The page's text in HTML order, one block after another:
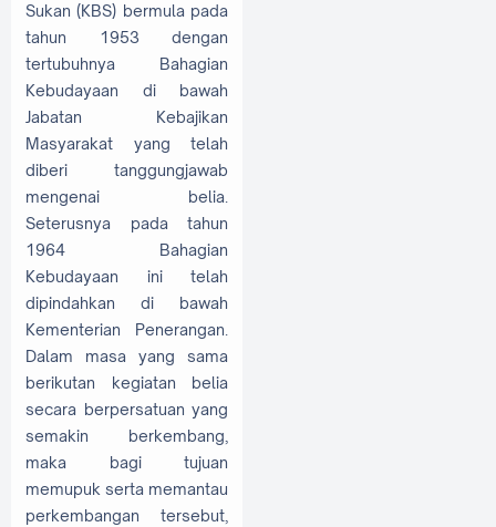
Sukan (KBS) bermula pada
tahun 1953 dengan
tertubuhnya Bahagian
Kebudayaan di bawah
Jabatan Kebajikan
Masyarakat yang telah
diberi tanggungjawab
mengenai belia.
Seterusnya pada tahun
1964 Bahagian
Kebudayaan ini telah
dipindahkan di bawah
Kementerian Penerangan.
Dalam masa yang sama
berikutan kegiatan belia
secara berpersatuan yang
semakin berkembang,
maka bagi tujuan
memupuk serta memantau
perkembangan tersebut,